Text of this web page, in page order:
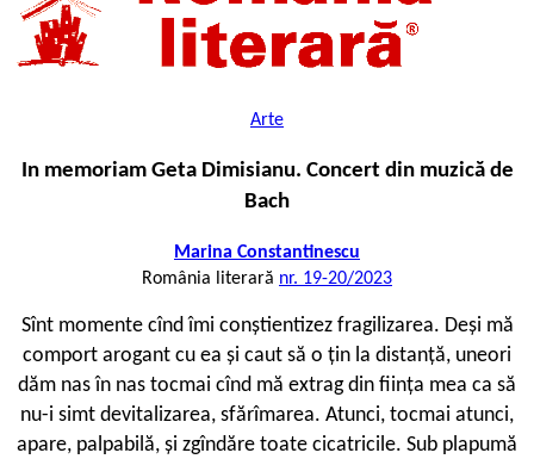
Arte
In memoriam Geta Dimisianu. Concert din muzică de
Bach
Marina Constantinescu
România literară nr. 19-20/2023
Sînt momente cînd îmi conștientizez fragilizarea. Deși mă
comport arogant cu ea și caut să o țin la distanță, uneori
dăm nas în nas tocmai cînd mă extrag din ființa mea ca să
nu-i simt devitalizarea, sfărîmarea. Atunci, tocmai atunci,
apare, palpabilă, și zgîndăre toate cicatricile. Sub plapumă